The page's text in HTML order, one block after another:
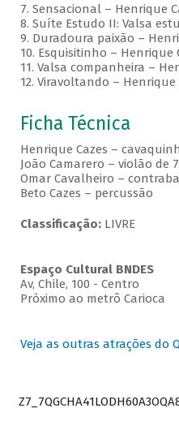
7. Sensacional – Henrique
8. Suíte Estudo II: Valsa
9. Duradoura paixão –
10. Esquisitinho – Henrique
11. Valsa companheira –
12. Viravoltando – Henrique
Ficha Técnica
Henrique Cazes –
João Camarero – violão de
Omar Cavalheiro –
Beto Cazes – percussão
Classificação: LIVRE
Espaço Cultural BNDES
Av, Chile, 100 - Centro
Próximo ao metrô Carioca
Veja as outras atrações do